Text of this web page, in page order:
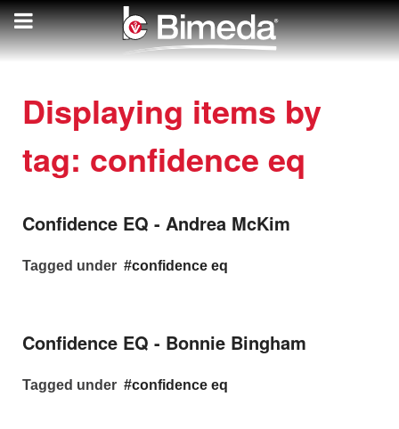
Displaying items by
tag: confidence eq
Confidence EQ - Andrea McKim
Tagged under confidence eq
Confidence EQ - Bonnie Bingham
Tagged under confidence eq